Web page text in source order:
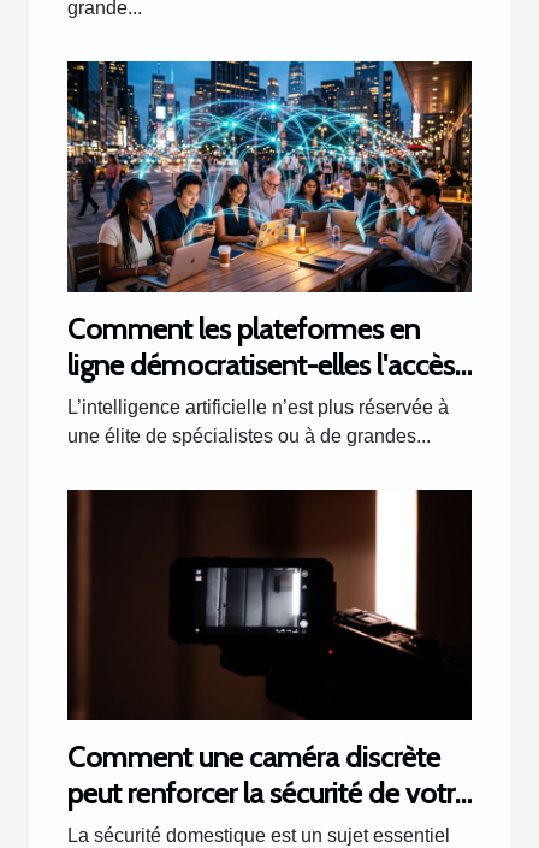
grande...
Comment les plateformes en
ligne démocratisent-elles l'accès
à l'intelligence artificielle ?
L’intelligence artificielle n’est plus réservée à
une élite de spécialistes ou à de grandes...
Comment une caméra discrète
peut renforcer la sécurité de votre
domicile ?
La sécurité domestique est un sujet essentiel